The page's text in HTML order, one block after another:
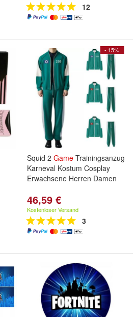
12
- 15%
Squid 2 Game Trainingsanzug
Karneval Kostum Cosplay
Erwachsene Herren Damen
46,59 €
Kostenloser Versand
3